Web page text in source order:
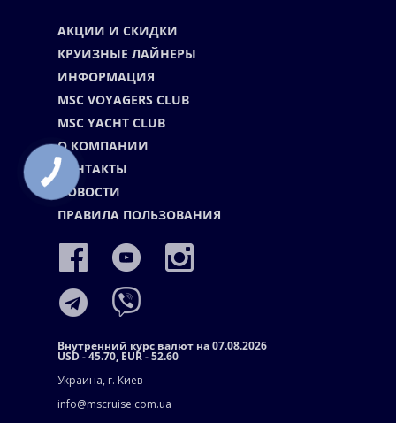
АКЦИИ И СКИДКИ
КРУИЗНЫЕ ЛАЙНЕРЫ
ИНФОРМАЦИЯ
MSC VOYAGERS CLUB
MSC YACHT CLUB
О КОМПАНИИ
КОНТАКТЫ
НОВОСТИ
ПРАВИЛА ПОЛЬЗОВАНИЯ
Внутренний курс валют на 07.08.2026
USD - 45.70, EUR - 52.60
Украина, г. Киев
info@mscruise.com.ua